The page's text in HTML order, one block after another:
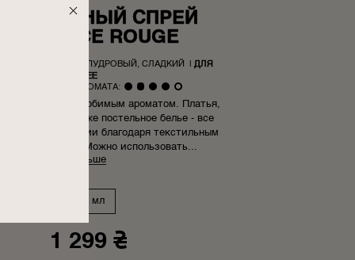
СПРЕЙ
OPULENCE ROUGE
ЦВЕТОЧНЫЙ, ПУДРОВЫЙ, СЛАДКИЙ
ДЛЯ
НЕЕ
АРОМАТА:
вещи - с любимым ароматом. Платья,
футболки и даже постельное белье - все
ароматизации благодаря текстильным
Poetry Home. Можно использовать...
больше
125 мл
1 299 ₴